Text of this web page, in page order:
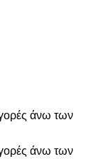
άνω των
άνω των